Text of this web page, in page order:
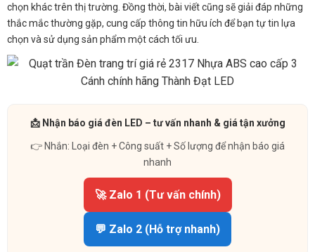
chọn khác trên thị trường. Đồng thời, bài viết cũng sẽ giải đáp những
thắc mắc thường gặp, cung cấp thông tin hữu ích để bạn tự tin lựa
chọn và sử dụng sản phẩm một cách tối ưu.
📩 Nhận báo giá đèn LED – tư vấn nhanh & giá tận xưởng
👉 Nhắn: Loại đèn + Công suất + Số lượng để nhận báo giá
nhanh
🚀 Zalo 1 (Tư vấn chính)
💬 Zalo 2 (Hỗ trợ nhanh)